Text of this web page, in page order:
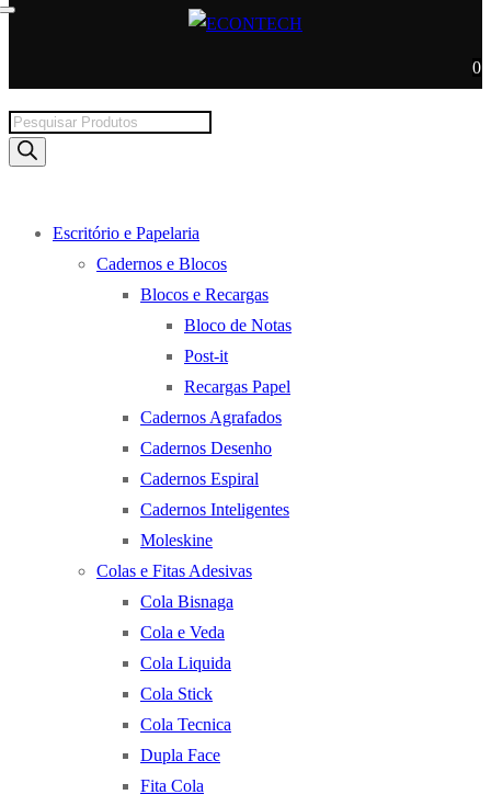
0
Products
search
Escritório e Papelaria
Cadernos e Blocos
Blocos e Recargas
Bloco de Notas
Post-it
Recargas Papel
Cadernos Agrafados
Cadernos Desenho
Cadernos Espiral
Cadernos Inteligentes
Moleskine
Colas e Fitas Adesivas
Cola Bisnaga
Cola e Veda
Cola Liquida
Cola Stick
Cola Tecnica
Dupla Face
Fita Cola